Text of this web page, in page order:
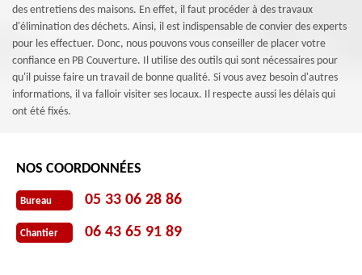
des entretiens des maisons. En effet, il faut procéder à des travaux
d'élimination des déchets. Ainsi, il est indispensable de convier des experts
pour les effectuer. Donc, nous pouvons vous conseiller de placer votre
confiance en PB Couverture. Il utilise des outils qui sont nécessaires pour
qu'il puisse faire un travail de bonne qualité. Si vous avez besoin d'autres
informations, il va falloir visiter ses locaux. Il respecte aussi les délais qui
ont été fixés.
NOS COORDONNÉES
Bureau 05 33 06 28 86
Chantier 06 43 65 91 89